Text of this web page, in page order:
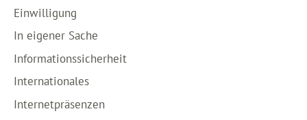
Einwilligung
In eigener Sache
Informationssicherheit
Internationales
Internetpräsenzen